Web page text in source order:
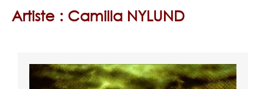
Artiste : Camilla NYLUND